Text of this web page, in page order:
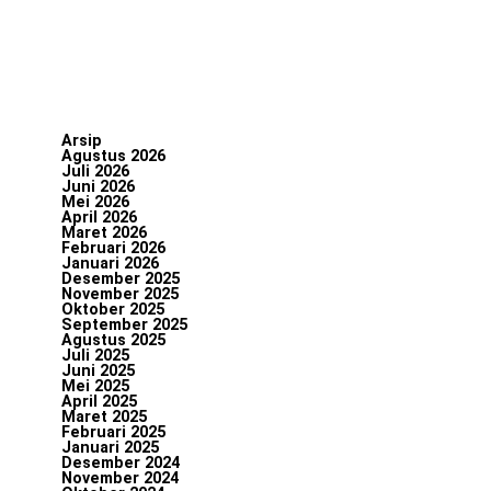
Arsip
Agustus 2026
Juli 2026
Juni 2026
Mei 2026
April 2026
Maret 2026
Februari 2026
Januari 2026
Desember 2025
November 2025
Oktober 2025
September 2025
Agustus 2025
Juli 2025
Juni 2025
Mei 2025
April 2025
Maret 2025
Februari 2025
Januari 2025
Desember 2024
November 2024